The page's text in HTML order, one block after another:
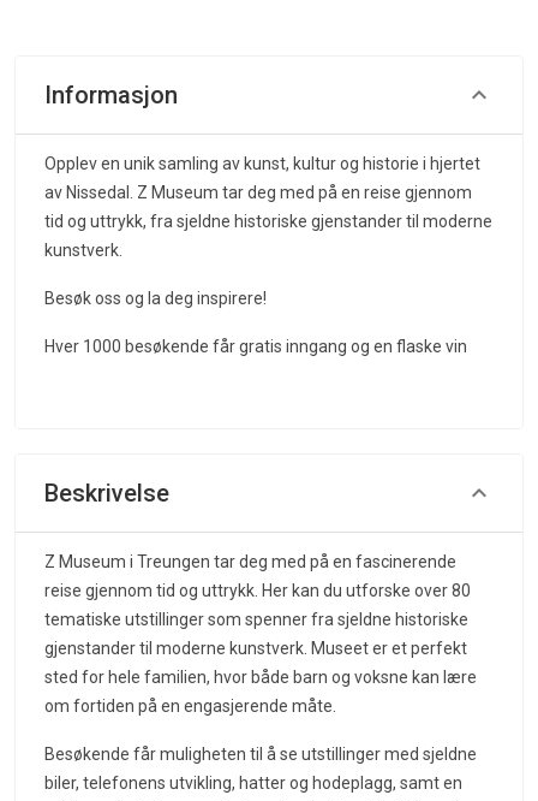
Informasjon
Opplev en unik samling av kunst, kultur og historie i hjertet
av Nissedal. Z Museum tar deg med på en reise gjennom
tid og uttrykk, fra sjeldne historiske gjenstander til moderne
kunstverk.
Besøk oss og la deg inspirere!
Hver 1000 besøkende får gratis inngang og en flaske vin
Beskrivelse
Z Museum i Treungen tar deg med på en fascinerende
reise gjennom tid og uttrykk. Her kan du utforske over 80
tematiske utstillinger som spenner fra sjeldne historiske
gjenstander til moderne kunstverk. Museet er et perfekt
sted for hele familien, hvor både barn og voksne kan lære
om fortiden på en engasjerende måte.
Besøkende får muligheten til å se utstillinger med sjeldne
biler, telefonens utvikling, hatter og hodeplagg, samt en